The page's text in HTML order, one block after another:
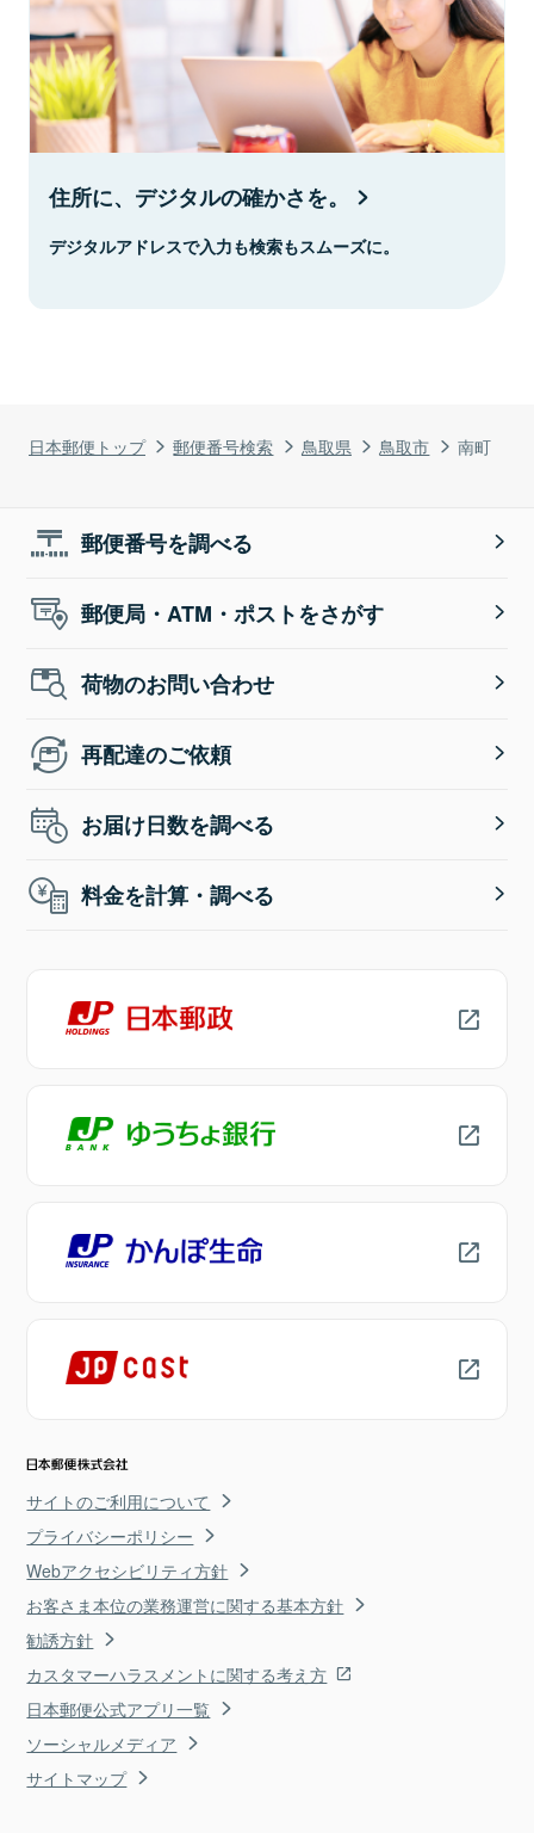
日本郵便トップ 郵便番号検索 鳥取県 鳥取市 南町
住所に、デジタルの確かさを。
デジタルアドレスで入力も検索もスムーズに。
郵便番号を調べる
郵便局・ATM・ポストをさがす
荷物のお問い合わせ
再配達のご依頼
お届け日数を調べる
料金を計算・調べる
サイトのご利用について
プライバシーポリシー
Webアクセシビリティ方針
お客さま本位の業務運営に関する基本方針
勧誘方針
カスタマーハラスメントに関する考え方
日本郵便公式アプリ一覧
ソーシャルメディア
サイトマップ